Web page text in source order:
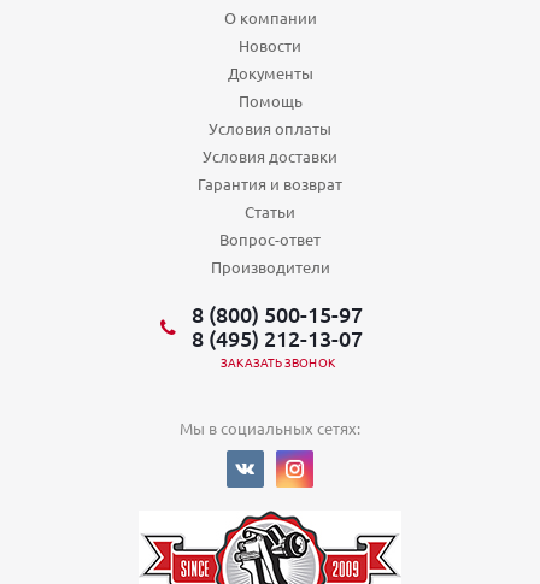
О компании
Новости
Документы
Помощь
Условия оплаты
Условия доставки
Гарантия и возврат
Статьи
Вопрос-ответ
Производители
8 (800) 500-15-97
8 (495) 212-13-07
ЗАКАЗАТЬ ЗВОНОК
Мы в социальных сетях: